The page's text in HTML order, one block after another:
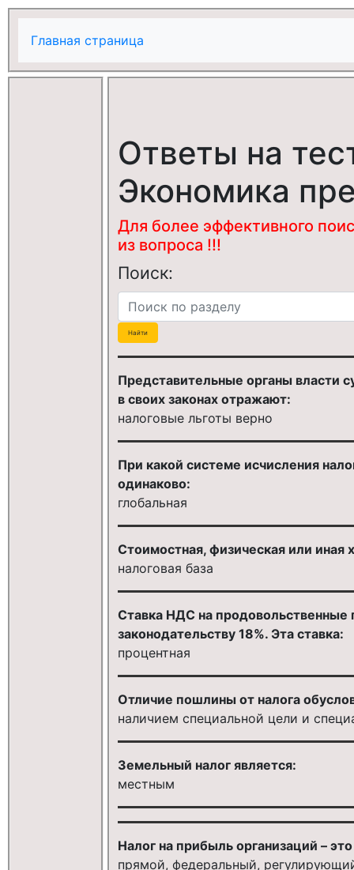
Главная страница
Ответы на
Экономика
Для более эффективного
из вопроса !!!
Поиск:
Представительные органы власти
в своих законах отражают:
налоговые льготы верно
При какой системе исчисления
одинаково:
глобальная
Стоимостная, физическая или иная
налоговая база
Ставка НДС на продовольственные
законодательству 18%. Эта ставка:
процентная
Отличие пошлины от налога
наличием специальной цели и
Земельный налог является:
местным
Налог на прибыль организаций – это
прямой, федеральный,